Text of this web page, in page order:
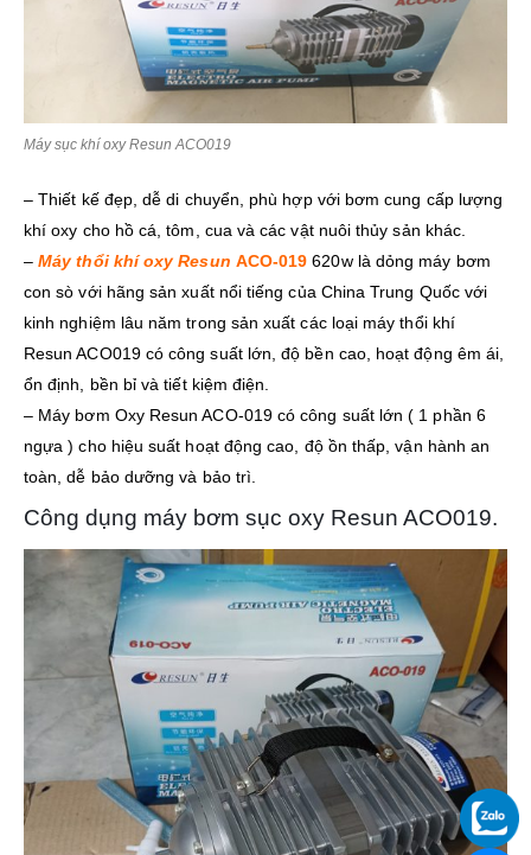
Máy sục khí oxy Resun ACO019
– Thiết kế đẹp, dễ di chuyển, phù hợp với bơm cung cấp lượng
khí oxy cho hồ cá, tôm, cua và các vật nuôi thủy sản khác.
–Máy thổi khí oxy Resun ACO-019 620w là dỏng máy bơm
con sò với hãng sản xuất nổi tiếng của China Trung Quốc với
kinh nghiệm lâu năm trong sản xuất các loại máy thổi khí
Resun ACO019 có công suất lớn, độ bền cao, hoạt động êm ái,
ổn định, bền bỉ và tiết kiệm điện.
– Máy bơm Oxy Resun ACO-019 có công suất lớn ( 1 phần 6
ngựa ) cho hiệu suất hoạt động cao, độ ồn thấp, vận hành an
toàn, dễ bảo dưỡng và bảo trì.
Công dụng máy bơm sục oxy Resun ACO019.